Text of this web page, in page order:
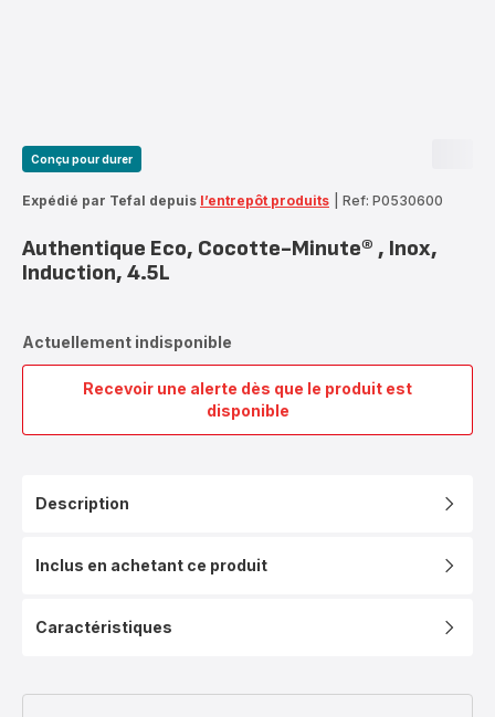
Conçu pour durer
Expédié par Tefal depuis l’entrepôt produits Ref: P0530600
Authentique Eco, Cocotte-Minute® , Inox,
Induction, 4.5L
Actuellement indisponible
Recevoir une alerte dès que le produit est
disponibleAuthentique
Eco,
4.5L
Description
Inclus en achetant ce produit
Caractéristiques